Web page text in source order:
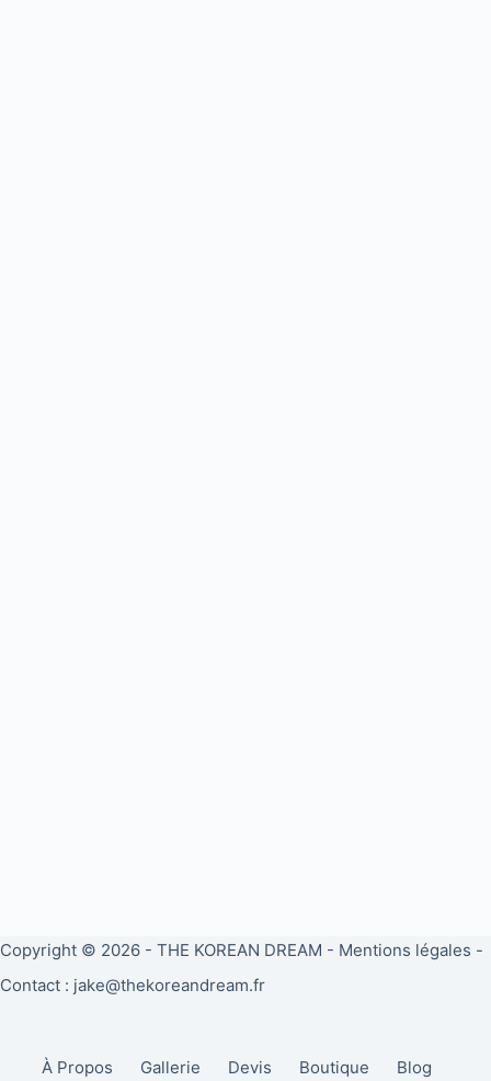
Copyright © 2026 - THE KOREAN DREAM - Mentions légales -
Contact : jake@thekoreandream.fr
À Propos Gallerie Devis Boutique Blog